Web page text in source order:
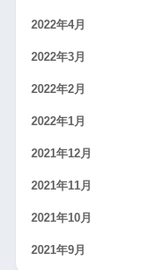
2022年4月
2022年3月
2022年2月
2022年1月
2021年12月
2021年11月
2021年10月
2021年9月